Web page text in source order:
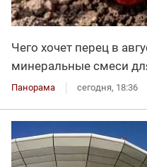
Чего хочет перец в
минеральные смеси
Панорама сегодня, 18:36